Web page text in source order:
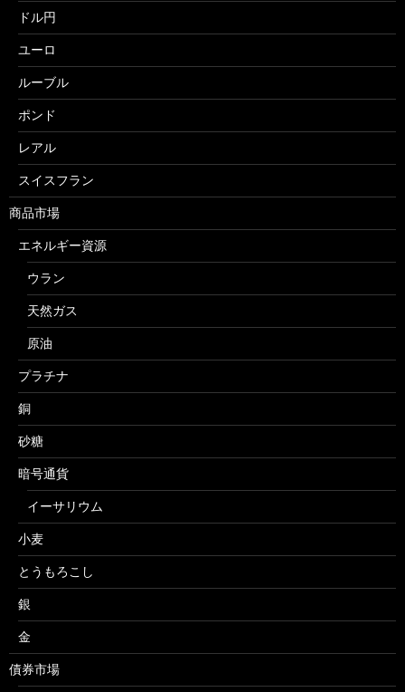
ドル円
ユーロ
ルーブル
ポンド
レアル
スイスフラン
商品市場
エネルギー資源
ウラン
天然ガス
原油
プラチナ
銅
砂糖
暗号通貨
イーサリウム
小麦
とうもろこし
銀
金
債券市場